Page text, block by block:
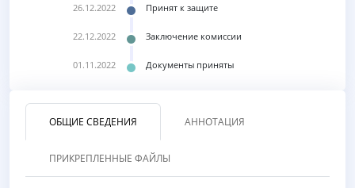
26.12.2022 Принят к защите
22.12.2022 Заключение комиссии
01.11.2022 Документы приняты
ОБЩИЕ СВЕДЕНИЯ АННОТАЦИЯ
ПРИКРЕПЛЕННЫЕ ФАЙЛЫ